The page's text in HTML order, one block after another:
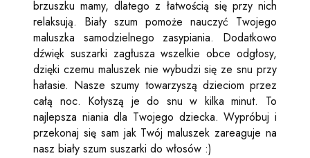
brzuszku mamy, dlatego z łatwością się przy nich
relaksują. Biały szum pomoże nauczyć Twojego
maluszka samodzielnego zasypiania. Dodatkowo
dźwięk suszarki zagłusza wszelkie obce odgłosy,
dzięki czemu maluszek nie wybudzi się ze snu przy
hałasie. Nasze szumy towarzyszą dzieciom przez
całą noc. Kołyszą je do snu w kilka minut. To
najlepsza niania dla Twojego dziecka. Wypróbuj i
przekonaj się sam jak Twój maluszek zareaguje na
nasz biały szum suszarki do włosów :)